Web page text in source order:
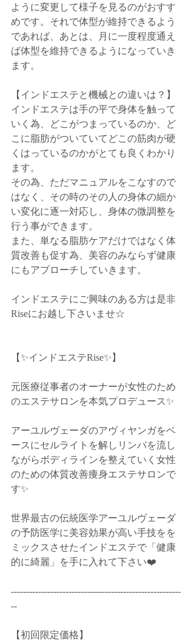
ように変更して様子を見るのがおすす
めです。それで体型が維持できるよう
であれば、あとは、月に一度程度通え
ば体型を維持できるようになっていき
ます。
【インドエステと機械との違いは？】
インドエステは手の平で身体を触って
いく為、どこがつまっているのか、ど
こに脂肪がついていてどこの筋肉が硬
くはっているのかがとても良くわかり
ます。
その為、ただマニュアルをこなすので
はなく、その時のその人の身体の細か
い変化に逐一対応し、身体の微調整を
行う事ができます。
また、単なる脂肪ケアだけではなく体
質改善も促す為、美容のみならず健康
にもアプローチしていきます。
インドエステにご興味のある方は是非
Riseにお越し下さいませ☆
【✨インドエステRise✨】﻿
元医療従事者のオーナーが女性のため
のエステサロンを本気プロデュース✨﻿
アーユルヴェーダのアヴィヤンガをベ
ースにセルライトを解しリンパを流し
ながらボディラインを整えていく女性
のための体質改善痩身エステサロンで
す✨﻿
世界最古の伝統医学アーユルヴェーダ
の予防医学に美容効果が高い手技をを
ミックスさせたインドエステで「健康
的に綺麗」を手に入れて下さい❤️﻿
--------------------------------------------------------
--﻿
【初回限定価格】﻿